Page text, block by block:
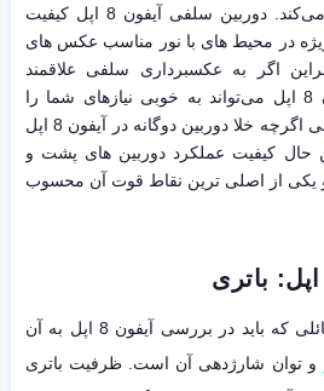
فریم در هر ثانیه پشتیبانی می‌کند. دوربین سلفی آیفون 8 اپل کیفیت
در محیط های با نور مناسب عکس های
اگر به عکسبرداری سلفی علاقمند
هستید، دوربین جلوی آیفون 8 اپل می‌تواند به خوبی نیازهای شما را
برطرف کند. پس به طور کلی اگرچه خلا دوربین دوگانه در آیفون 8 اپل
حال کیفیت عملکرد دوربین های پشت و
از اصلی ترین نقاط قوت آن محسوب
یکی دیگر از مهم ترین مسائلی که باید در بررسی آیفون 8 اپل به آن
و توان شارژدهی آن است. ظرفیت باتری